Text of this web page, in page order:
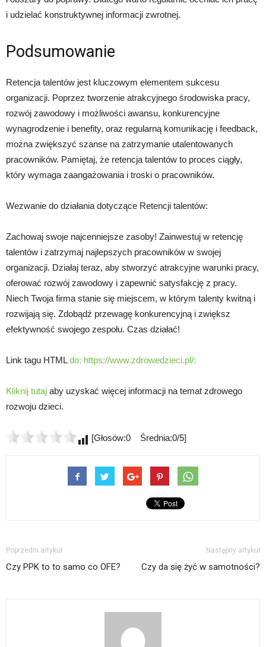
i udzielać konstruktywnej informacji zwrotnej.
Podsumowanie
Retencja talentów jest kluczowym elementem sukcesu
organizacji. Poprzez tworzenie atrakcyjnego środowiska pracy,
rozwój zawodowy i możliwości awansu, konkurencyjne
wynagrodzenie i benefity, oraz regularną komunikację i feedback,
można zwiększyć szanse na zatrzymanie utalentowanych
pracowników. Pamiętaj, że retencja talentów to proces ciągły,
który wymaga zaangażowania i troski o pracowników.
Wezwanie do działania dotyczące Retencji talentów:
Zachowaj swoje najcenniejsze zasoby! Zainwestuj w retencję
talentów i zatrzymaj najlepszych pracowników w swojej
organizacji. Działaj teraz, aby stworzyć atrakcyjne warunki pracy,
oferować rozwój zawodowy i zapewnić satysfakcję z pracy.
Niech Twoja firma stanie się miejscem, w którym talenty kwitną i
rozwijają się. Zdobądź przewagę konkurencyjną i zwiększ
efektywność swojego zespołu. Czas działać!
Link tagu HTMLdo: https://www.zdrowedzieci.pl/:
Kliknij tutaj aby uzyskać więcej informacji na temat zdrowego
rozwoju dzieci.
[Głosów:0 Średnia:0/5]
Poprzedni artykuł
Czy PPK to to samo co OFE?
Następny artykuł
Czy da się żyć w samotności?